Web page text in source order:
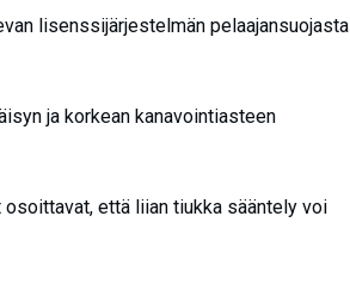
lisenssijärjestelmän pelaajansuojasta
ja korkean kanavointiasteen
että liian tiukka sääntely voi